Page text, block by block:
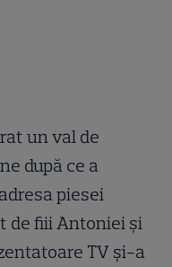
un val de
după ce a
piesei
de fiii Antoniei și
TV și-a